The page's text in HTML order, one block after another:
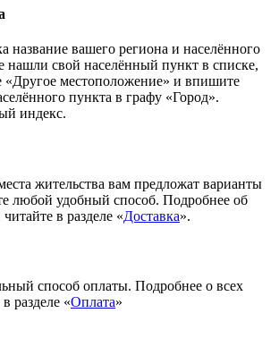
название вашего региона и населённого
нашли свой населённый пункт в списке,
«Другое местоположение» и впишите
пункта в графу «Город».
индекс.
жительства вам предложат варианты
любой удобный способ. Подробнее об
в разделе «Доставка».
способ оплаты. Подробнее о всех
разделе «Оплата»